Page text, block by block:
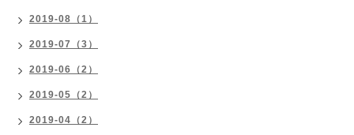
2019-08（1）
2019-07（3）
2019-06（2）
2019-05（2）
2019-04（2）